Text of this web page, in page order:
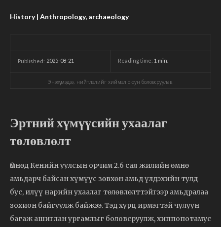
History | Anthropology, archaeology
Published: 2025-08-21 Reading time: 1 min.
Энэхүү мэдээ, нийтлэлийг хиймэл оюун боловсруулав.
Эртний хүмүүсийн ухаалаг
төлөвлөлт
Өмнөд Кенийн уулсын орчим 2.6 сая жилийн өмнө
амьдарч байсан хүмүүс зөвхөн амьд үлдэхийн тулд
бус, илүү нарийн ухаалаг төлөвлөлттэйгээр амьдралаа
зохион байгуулж байжээ. Тэд хурц ирмэгтэй чулуун
багаж ашиглан ургамлыг боловсруулж, хиппопотамус